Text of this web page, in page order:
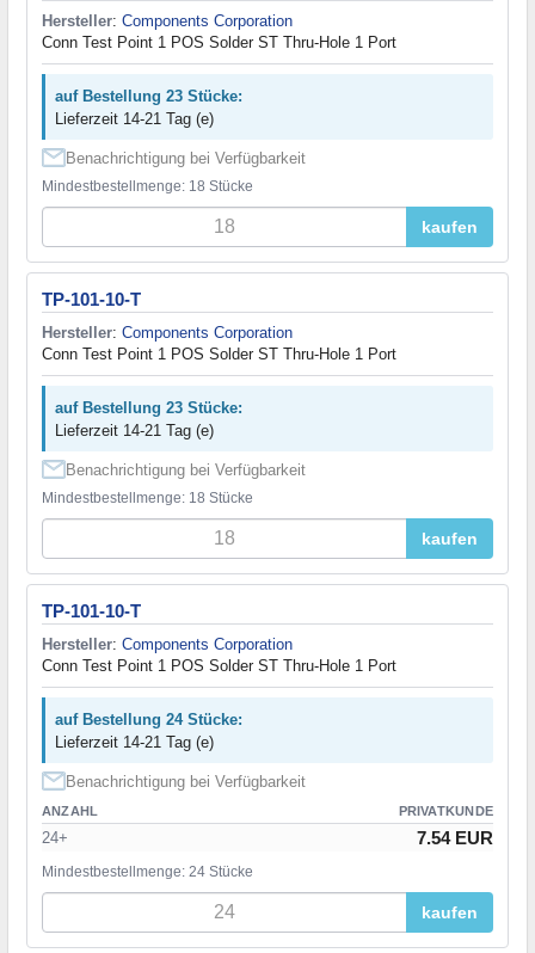
Hersteller: Components Corporation
Conn Test Point 1 POS Solder ST Thru-Hole 1 Port
auf Bestellung 23 Stücke:
Lieferzeit 14-21 Tag (e)
Benachrichtigung bei Verfügbarkeit
Mindestbestellmenge: 18 Stücke
kaufen
TP-101-10-T
Hersteller: Components Corporation
Conn Test Point 1 POS Solder ST Thru-Hole 1 Port
auf Bestellung 23 Stücke:
Lieferzeit 14-21 Tag (e)
Benachrichtigung bei Verfügbarkeit
Mindestbestellmenge: 18 Stücke
kaufen
TP-101-10-T
Hersteller: Components Corporation
Conn Test Point 1 POS Solder ST Thru-Hole 1 Port
auf Bestellung 24 Stücke:
Lieferzeit 14-21 Tag (e)
Benachrichtigung bei Verfügbarkeit
ANZAHL PRIVATKUNDE
24+ 7.54 EUR
Mindestbestellmenge: 24 Stücke
kaufen